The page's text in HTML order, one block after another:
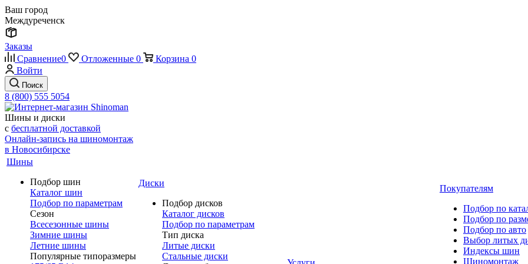
Ваш город
Междуреченск
Заказы
Сравнение0 Отложенные 0 Корзина 0
Войти
Поиск
8 (800) 555 5054
Шины и диски
с бесплатной доставкой
Онлайн-запись на шиномонтаж
в Новосибирске
Шины
Подбор шин
Каталог шин
Подбор по параметрам
Сезон
Всесезонные шины
Зимние шины
Летние шины
Популярные типоразмеры
Диски
Подбор дисков
Каталог дисков
Подбор по параметрам
Тип диска
Литые диски
Стальные диски
Покупателям
Подбор по
Подбор по
Подбор по авто
Выбор литых
Индексы шин
Шиномонтаж